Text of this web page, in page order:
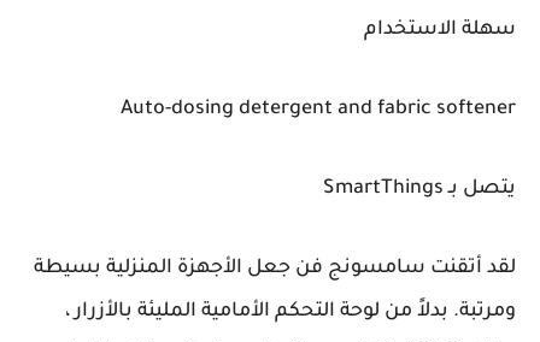
سهلة الاستخدام
Auto-dosing detergent and fabric softener
يتصل بـ SmartThings
لقد أتقنت سامسونج فن جعل الأجهزة المنزلية بسيطة
ومرتبة. بدلاً من لوحة التحكم الأمامية المليئة بالأزرار ،